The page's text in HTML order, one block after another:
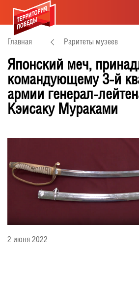
Главная Раритеты музеев
Японский меч,
командующему 3-й
армии генерал-
Кэисаку Мураками
2 июня 2022